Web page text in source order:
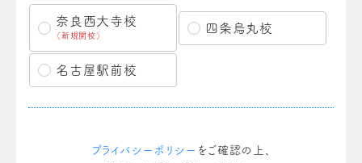
奈良西大寺校
（新規開校）
四条烏丸校
名古屋駅前校
プライバシーポリシー をご確認の上、